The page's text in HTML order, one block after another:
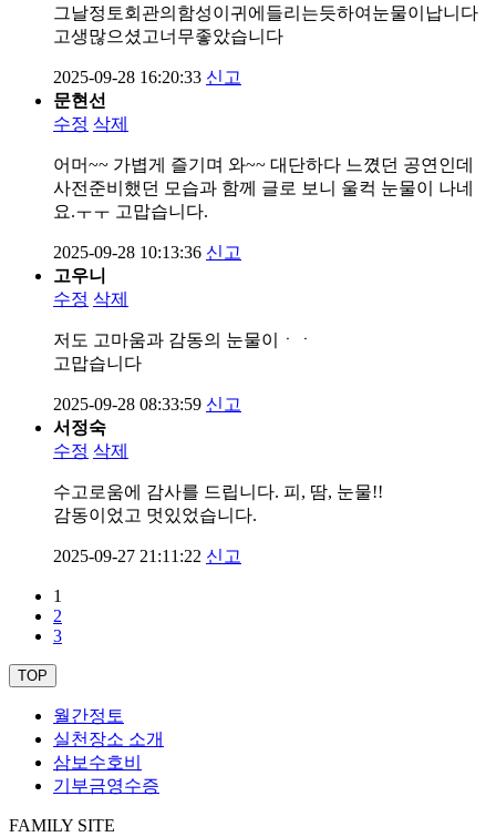
그날정토회관의함성이귀에들리는듯하여눈물이납니다
고생많으셨고너무좋았습니다
2025-09-28 16:20:33 신고
문현선
수정 삭제
어머~~ 가볍게 즐기며 와~~ 대단하다 느꼈던 공연인데
사전준비했던 모습과 함께 글로 보니 울컥 눈물이 나네
요.ㅜㅜ 고맙습니다.
2025-09-28 10:13:36 신고
고우니
수정 삭제
저도 고마움과 감동의 눈물이ㆍㆍ
고맙습니다
2025-09-28 08:33:59 신고
서정숙
수정 삭제
수고로움에 감사를 드립니다. 피, 땀, 눈물!!
감동이었고 멋있었습니다.
2025-09-27 21:11:22 신고
1
2
3
TOP
월간정토
실천장소 소개
삼보수호비
기부금영수증
FAMILY SITE